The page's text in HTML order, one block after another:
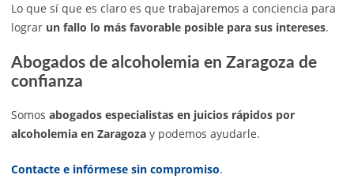
Lo que sí que es claro es que trabajaremos a conciencia para
lograr un fallo lo más favorable posible para sus intereses.
Abogados de alcoholemia en Zaragoza de
confianza
Somos abogados especialistas en juicios rápidos por
alcoholemia en Zaragoza y podemos ayudarle.
Contacte e infórmese sin compromiso.